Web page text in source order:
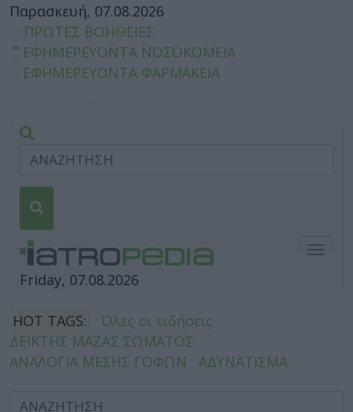
Παρασκευή, 07.08.2026
ΠΡΩΤΕΣ ΒΟΗΘΕΙΕΣ
ΕΦΗΜΕΡΕΥΟΝΤΑ ΝΟΣΟΚΟΜΕΙΑ
ΕΦΗΜΕΡΕΥΟΝΤΑ ΦΑΡΜΑΚΕΙΑ
Friday, 07.08.2026
HOT TAGS:
Όλες οι ειδήσεις
ΔΕΙΚΤΗΣ ΜΑΖΑΣ ΣΩΜΑΤΟΣ
ΑΝΑΛΟΓΙΑ ΜΕΣΗΣ ΓΟΦΩΝ
ΑΔΥΝΑΤΙΣΜΑ